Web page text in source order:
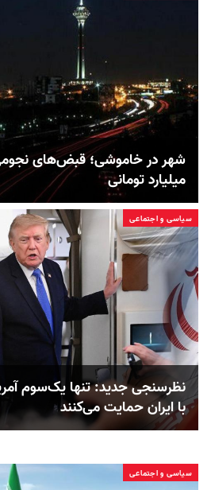
شهر در خاموشی؛ قبض‌های
میلیارد تومانی
سیاسی و اجتماعی
نظرسنجی جدید: تنها یک‌سوم
با ایران حمایت می‌کنند
سیاسی و اجتماعی